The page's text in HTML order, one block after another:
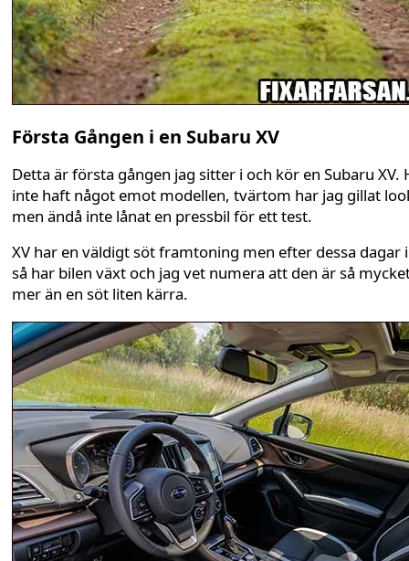
Första Gången i en Subaru XV
Detta är första gången jag sitter i och kör en Subaru XV.
inte haft något emot modellen, tvärtom har jag gillat
men ändå inte lånat en pressbil för ett test.
XV har en väldigt söt framtoning men efter dessa dagar
så har bilen växt och jag vet numera att den är så
mer än en söt liten kärra.